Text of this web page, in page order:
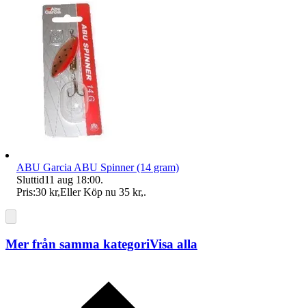
ABU Garcia ABU Spinner (14 gram)
Sluttid11 aug 18:00.
Pris:30 kr,Eller Köp nu 35 kr,.
Mer från samma kategoriVisa alla